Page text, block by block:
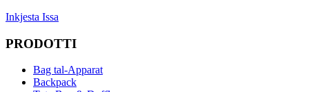
Inkjesta Issa
PRODOTTI
Bag tal-Apparat
Backpack